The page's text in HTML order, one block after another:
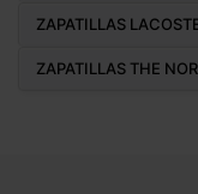
ZAPATILLAS
ZAPATILLAS THE